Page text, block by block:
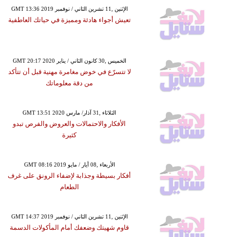
GMT 13:36 2019 الإثنين ,11 تشرين الثاني / نوفمبر
تعيش أجواء هادئة ومميزة في حياتك العاطفية
GMT 20:17 2020 الخميس ,30 كانون الثاني / يناير
لا تتسرّع في خوض مغامرة مهنية قبل أن تتأكد
من دقة معلوماتك
GMT 13:51 2020 الثلاثاء ,31 آذار/ مارس
الأفكار والاحتمالات والعروض والفرص تبدو
كثيرة
GMT 08:16 2019 الأربعاء ,08 أيار / مايو
أفكار بسيطة وجذابة لإضفاء الرونق على غرف
الطعام
GMT 14:37 2019 الإثنين ,11 تشرين الثاني / نوفمبر
قاوم شهيتك وضعفك أمام المأكولات الدسمة